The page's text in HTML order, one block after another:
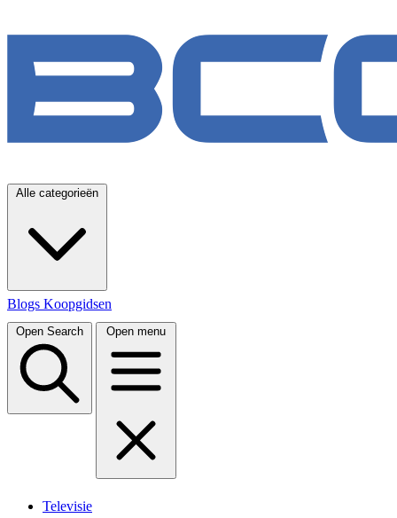
Alle categorieën
Blogs Koopgidsen
Open Search Open menu
Televisie